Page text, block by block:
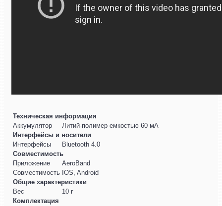
Техническая информация
Аккумулятор
Литий-полимер емкостью 60 мА
Интерфейсы и носители
Интерфейсы
Bluetooth 4.0
Совместимость
Приложение
AeroBand
Совместимость IOS, Android
Общие характеристики
Вес
10 г
Комплектация